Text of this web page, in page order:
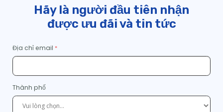
Hãy là người đầu tiên nhận
được ưu đãi và tin tức
Địa chỉ email
Thành phố